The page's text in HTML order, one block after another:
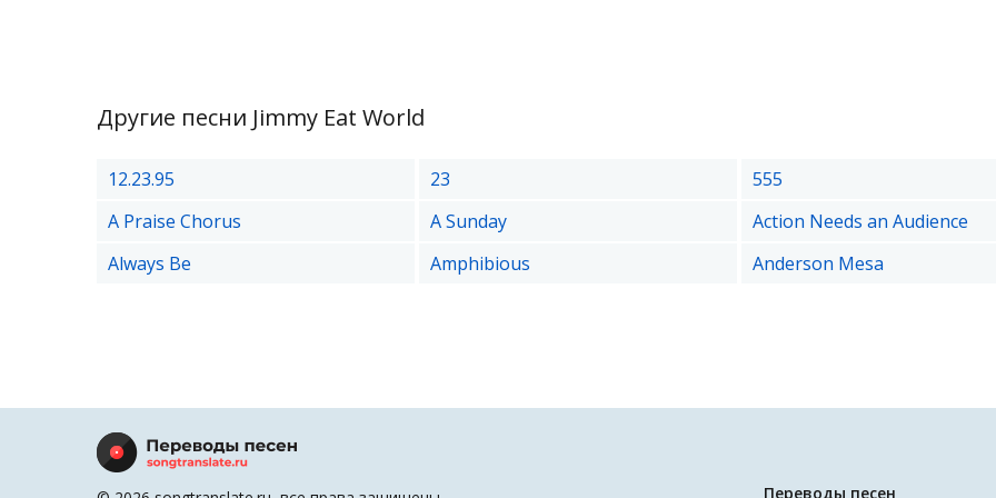
Другие песни Jimmy Eat World
12.23.95 23
555
A Praise Chorus
A Sunday
Action Needs an Audience
Always Be
Amphibious Anderson Mesa
Переводы песен